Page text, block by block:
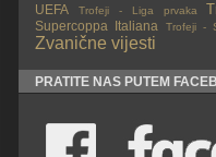
UEFA
Trofeji - Liga prvaka
Supercoppa Italiana
Trofeji -
Zvanične vijesti
PRATITE NAS PUTEM